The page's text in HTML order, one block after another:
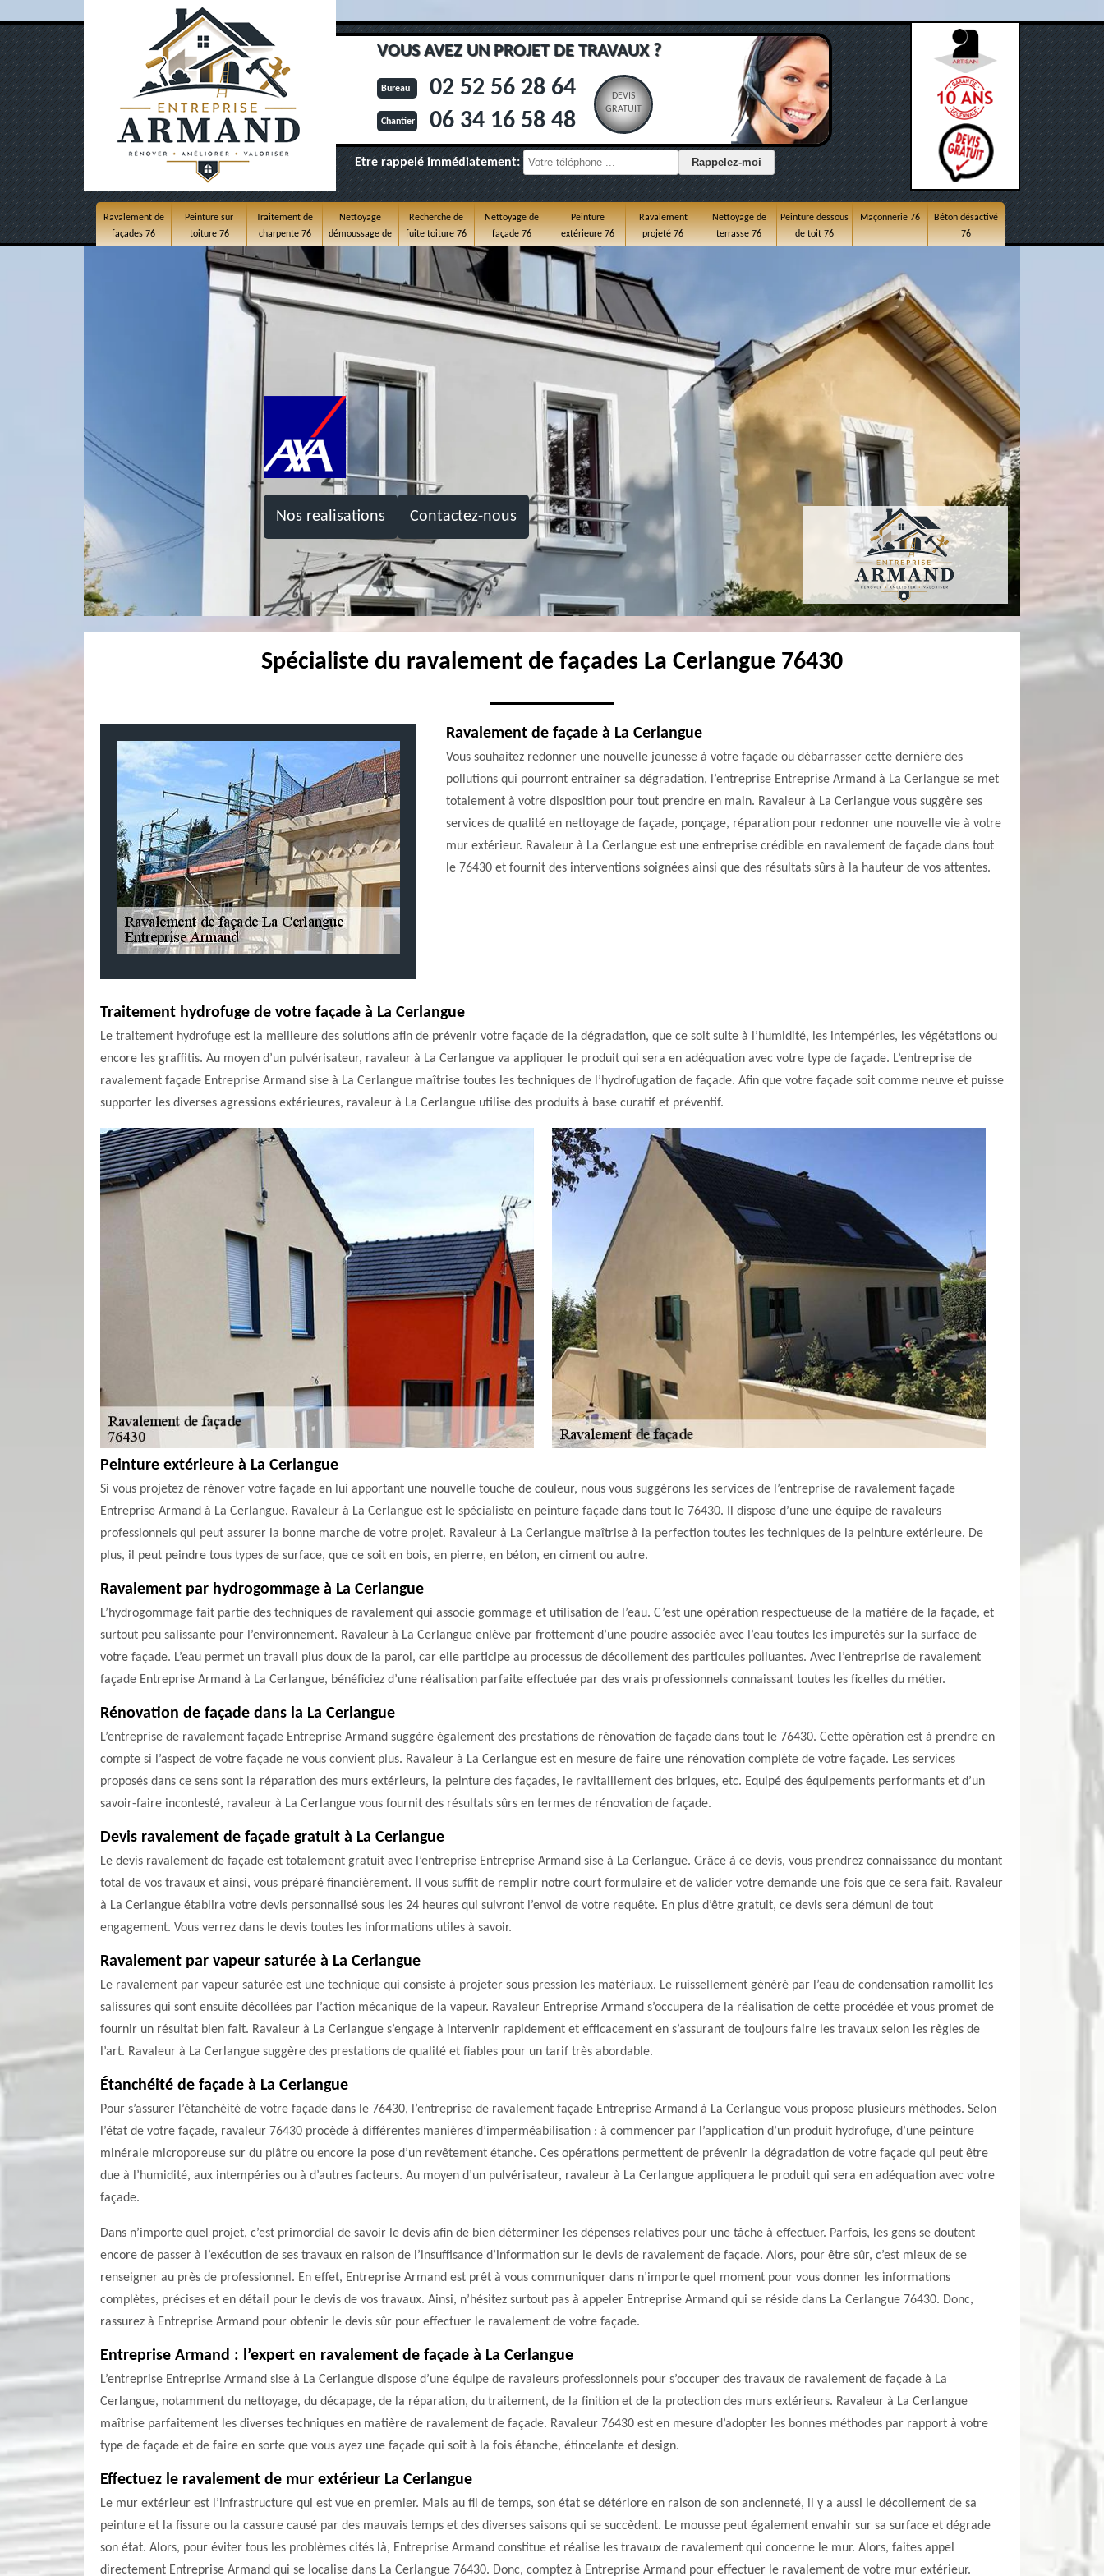
VOUS AVEZ UN PROJET DE TRAVAUX ?
Bureau 02 52 56 28 64
Chantier 06 34 16 58 48
DEVIS
GRATUIT
Etre rappelé immédiatement:
Ravalement de
façades 76
Peinture sur
toiture 76
Traitement de
charpente 76
Nettoyage
démoussage de
Recherche de
fuite toiture 76
Nettoyage de
façade 76
Peinture
extérieure 76
Ravalement
projeté 76
Nettoyage de
terrasse 76
Peinture dessous
de toit 76
Maçonnerie 76
Béton désactivé
76
Nos realisations Contactez-nous
Spécialiste du ravalement de façades La Cerlangue 76430
Ravalement de façade à La Cerlangue
Vous souhaitez redonner une nouvelle jeunesse à votre façade ou débarrasser cette dernière des
pollutions qui pourront entraîner sa dégradation, l’entreprise Entreprise Armand à La Cerlangue se met
totalement à votre disposition pour tout prendre en main. Ravaleur à La Cerlangue vous suggère ses
services de qualité en nettoyage de façade, ponçage, réparation pour redonner une nouvelle vie à votre
mur extérieur. Ravaleur à La Cerlangue est une entreprise crédible en ravalement de façade dans tout
le 76430 et fournit des interventions soignées ainsi que des résultats sûrs à la hauteur de vos attentes.
Traitement hydrofuge de votre façade à La Cerlangue
Le traitement hydrofuge est la meilleure des solutions afin de prévenir votre façade de la dégradation, que ce soit suite à l’humidité, les intempéries, les végétations ou
encore les graffitis. Au moyen d’un pulvérisateur, ravaleur à La Cerlangue va appliquer le produit qui sera en adéquation avec votre type de façade. L’entreprise de
ravalement façade Entreprise Armand sise à La Cerlangue maîtrise toutes les techniques de l’hydrofugation de façade. Afin que votre façade soit comme neuve et puisse
supporter les diverses agressions extérieures, ravaleur à La Cerlangue utilise des produits à base curatif et préventif.
Peinture extérieure à La Cerlangue
Si vous projetez de rénover votre façade en lui apportant une nouvelle touche de couleur, nous vous suggérons les services de l’entreprise de ravalement façade
Entreprise Armand à La Cerlangue. Ravaleur à La Cerlangue est le spécialiste en peinture façade dans tout le 76430. Il dispose d’une une équipe de ravaleurs
professionnels qui peut assurer la bonne marche de votre projet. Ravaleur à La Cerlangue maîtrise à la perfection toutes les techniques de la peinture extérieure. De
plus, il peut peindre tous types de surface, que ce soit en bois, en pierre, en béton, en ciment ou autre.
Ravalement par hydrogommage à La Cerlangue
L’hydrogommage fait partie des techniques de ravalement qui associe gommage et utilisation de l’eau. C’est une opération respectueuse de la matière de la façade, et
surtout peu salissante pour l’environnement. Ravaleur à La Cerlangue enlève par frottement d’une poudre associée avec l’eau toutes les impuretés sur la surface de
votre façade. L’eau permet un travail plus doux de la paroi, car elle participe au processus de décollement des particules polluantes. Avec l’entreprise de ravalement
façade Entreprise Armand à La Cerlangue, bénéficiez d’une réalisation parfaite effectuée par des vrais professionnels connaissant toutes les ficelles du métier.
Rénovation de façade dans la La Cerlangue
L’entreprise de ravalement façade Entreprise Armand suggère également des prestations de rénovation de façade dans tout le 76430. Cette opération est à prendre en
compte si l’aspect de votre façade ne vous convient plus. Ravaleur à La Cerlangue est en mesure de faire une rénovation complète de votre façade. Les services
proposés dans ce sens sont la réparation des murs extérieurs, la peinture des façades, le ravitaillement des briques, etc. Equipé des équipements performants et d’un
savoir-faire incontesté, ravaleur à La Cerlangue vous fournit des résultats sûrs en termes de rénovation de façade.
Devis ravalement de façade gratuit à La Cerlangue
Le devis ravalement de façade est totalement gratuit avec l’entreprise Entreprise Armand sise à La Cerlangue. Grâce à ce devis, vous prendrez connaissance du montant
total de vos travaux et ainsi, vous préparé financièrement. Il vous suffit de remplir notre court formulaire et de valider votre demande une fois que ce sera fait. Ravaleur
à La Cerlangue établira votre devis personnalisé sous les 24 heures qui suivront l’envoi de votre requête. En plus d’être gratuit, ce devis sera démuni de tout
engagement. Vous verrez dans le devis toutes les informations utiles à savoir.
Ravalement par vapeur saturée à La Cerlangue
Le ravalement par vapeur saturée est une technique qui consiste à projeter sous pression les matériaux. Le ruissellement généré par l’eau de condensation ramollit les
salissures qui sont ensuite décollées par l’action mécanique de la vapeur. Ravaleur Entreprise Armand s’occupera de la réalisation de cette procédée et vous promet de
fournir un résultat bien fait. Ravaleur à La Cerlangue s’engage à intervenir rapidement et efficacement en s’assurant de toujours faire les travaux selon les règles de
l’art. Ravaleur à La Cerlangue suggère des prestations de qualité et fiables pour un tarif très abordable.
Étanchéité de façade à La Cerlangue
Pour s’assurer l’étanchéité de votre façade dans le 76430, l’entreprise de ravalement façade Entreprise Armand à La Cerlangue vous propose plusieurs méthodes. Selon
l’état de votre façade, ravaleur 76430 procède à différentes manières d’imperméabilisation : à commencer par l’application d’un produit hydrofuge, d’une peinture
minérale microporeuse sur du plâtre ou encore la pose d’un revêtement étanche. Ces opérations permettent de prévenir la dégradation de votre façade qui peut être
due à l’humidité, aux intempéries ou à d’autres facteurs. Au moyen d’un pulvérisateur, ravaleur à La Cerlangue appliquera le produit qui sera en adéquation avec votre
façade.
Dans n’importe quel projet, c’est primordial de savoir le devis afin de bien déterminer les dépenses relatives pour une tâche à effectuer. Parfois, les gens se doutent
encore de passer à l’exécution de ses travaux en raison de l’insuffisance d’information sur le devis de ravalement de façade. Alors, pour être sûr, c’est mieux de se
renseigner au près de professionnel. En effet, Entreprise Armand est prêt à vous communiquer dans n’importe quel moment pour vous donner les informations
complètes, précises et en détail pour le devis de vos travaux. Ainsi, n’hésitez surtout pas à appeler Entreprise Armand qui se réside dans La Cerlangue 76430. Donc,
rassurez à Entreprise Armand pour obtenir le devis sûr pour effectuer le ravalement de votre façade.
Entreprise Armand : l’expert en ravalement de façade à La Cerlangue
L’entreprise Entreprise Armand sise à La Cerlangue dispose d’une équipe de ravaleurs professionnels pour s’occuper des travaux de ravalement de façade à La
Cerlangue, notamment du nettoyage, du décapage, de la réparation, du traitement, de la finition et de la protection des murs extérieurs. Ravaleur à La Cerlangue
maîtrise parfaitement les diverses techniques en matière de ravalement de façade. Ravaleur 76430 est en mesure d’adopter les bonnes méthodes par rapport à votre
type de façade et de faire en sorte que vous ayez une façade qui soit à la fois étanche, étincelante et design.
Effectuez le ravalement de mur extérieur La Cerlangue
Le mur extérieur est l’infrastructure qui est vue en premier. Mais au fil de temps, son état se détériore en raison de son ancienneté, il y a aussi le décollement de sa
peinture et la fissure ou la cassure causé par des mauvais temps et des diverses saisons qui se succèdent. Le mousse peut également envahir sur sa surface et dégrade
son état. Alors, pour éviter tous les problèmes cités là, Entreprise Armand constitue et réalise les travaux de ravalement qui concerne le mur. Alors, faites appel
directement Entreprise Armand qui se localise dans La Cerlangue 76430. Donc, comptez à Entreprise Armand pour effectuer le ravalement de votre mur extérieur.